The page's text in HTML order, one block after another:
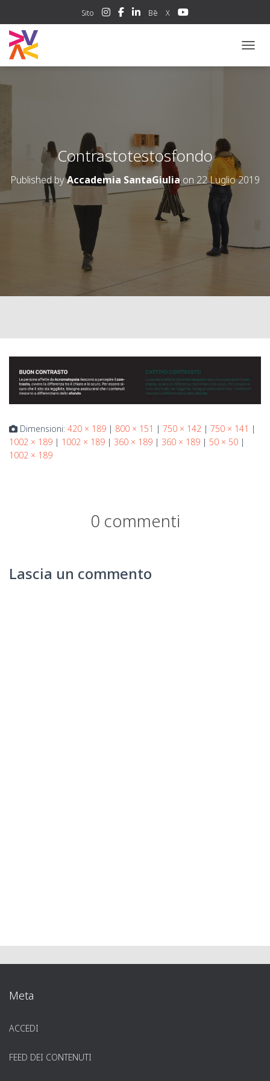
Sito Bē X
Contrastotestosfondo
Published byAccademia SantaGiuliaon 22 Luglio 2019
Dimensioni: 420 × 189 | 800 × 151 | 750 × 142 | 750 × 141 |
1002 × 189 | 1002 × 189 | 360 × 189 | 360 × 189 | 50 × 50 |
1002 × 189
0 commenti
Lascia un commento
Meta
ACCEDI
FEED DEI CONTENUTI